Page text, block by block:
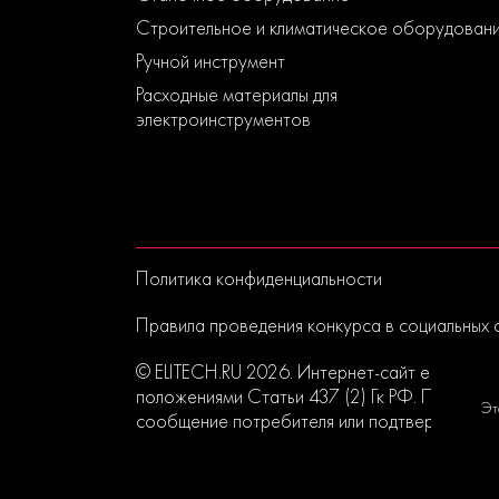
Строительное и климатическое
Ручной инструмент
Расходные материалы для
электроинструментов
Политика конфиденциальности
Правила проведения конкурса в социальных
© ELITECH.RU 2026. Интернет-сайт
положениями Статьи 437 (2) Гк РФ.
сообщение потребителя или